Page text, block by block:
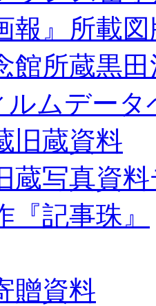
報』所載
館所蔵黒
ルムデータ
旧蔵資料
蔵写真資
『記事珠』
贈資料